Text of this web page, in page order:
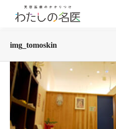
img_tomoskin